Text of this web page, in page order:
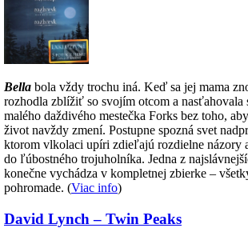
Bella bola vždy trochu iná. Keď sa jej mama
rozhodla zblížiť so svojím otcom a nasťahovala
malého daždivého mestečka Forks bez toho,
život navždy zmení. Postupne spozná svet
ktorom vlkolaci upíri zdieľajú rozdielne názory
do ľúbostného trojuholníka. Jedna z
konečne vychádza v kompletnej zbierke –
pohromade. (Viac info)
David Lynch – Twin Peaks